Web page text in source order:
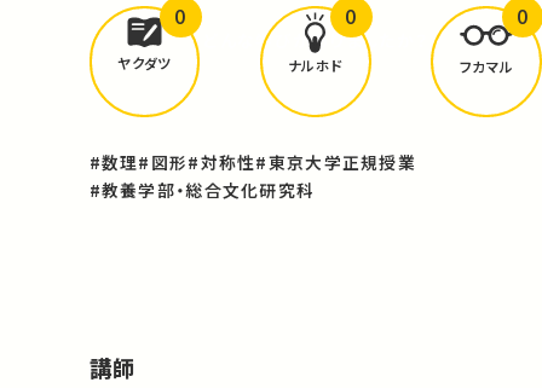
どんな学びがありましたか？
ヤクダツ
0
ナルホド
0
フカマル
0
#数理#図形#対称性#東京大学正規授業
#教養学部・総合文化研究科
講師